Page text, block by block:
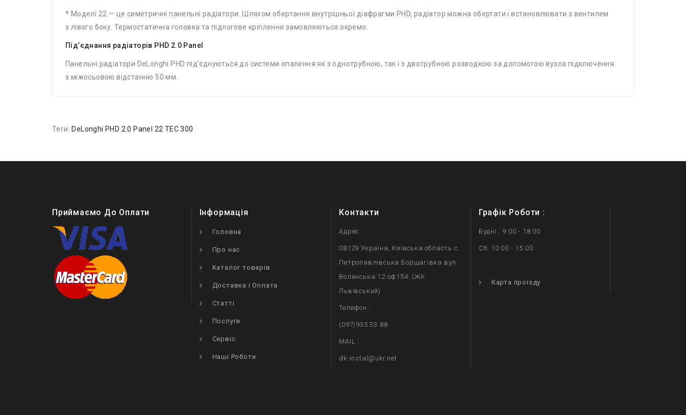
* Моделі 22 — це симетричні панельні радіатори. Шляхом обертання внутрішньої діафрагми PHD, радіатор можна обертати і встановлювати з вентилем
з лівого боку. Термостатична головка та підлогове кріплення замовляються окремо.
Під’єднання радіаторів PHD 2.0 Panel
Панельні радіатори DeLonghi PHD під’єднуються до системи опалення як з однотрубною, так і з двотрубною розводкою за допомогою вузла підключення
з міжосьовою відстанню 50 мм.
Теги: DeLonghi PHD 2.0 Panel 22 TEC 300
Приймаємо До Оплати Інформація
Головна
Про нас
Каталог товарів
Доставка і Оплата
Статті
Послуги
Сервіс
Наші Роботи
Контакти
Адрес :
08129 Україна, Київська область с.
Петропавлівська Борщагівка вул.
Волинська 12 оф154. (ЖК
Львівський)
Телефон :
(097)935 33 88
MAIL :
dk-instal@ukr.net
Графік Роботи :
Будні : 9:00 - 18:00
Сб: 10:00 - 15:00
Карта проїзду